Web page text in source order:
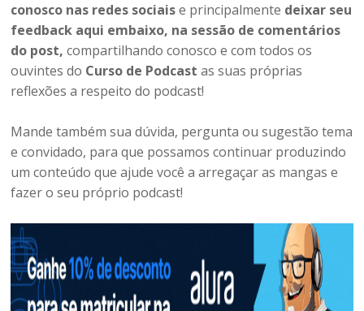
conosco nas redes sociaise principalmente deixar seu
feedback aqui embaixo, na sessão de comentários
do post,compartilhando conosco e com todos os
ouvintes do Curso de Podcast as suas próprias
reflexões a respeito do podcast!
Mande também sua dúvida, pergunta ou sugestão tema
e convidado, para que possamos continuar produzindo
um conteúdo que ajude você a arregaçar as mangas e
fazer o seu próprio podcast!